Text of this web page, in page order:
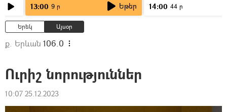
13:00 9 ր Եթեր 14:00 44 ր
Երեկ Այսօր
ք. Երևան 106.0
Ուրիշ նորություններ
10:07 25.12.2023